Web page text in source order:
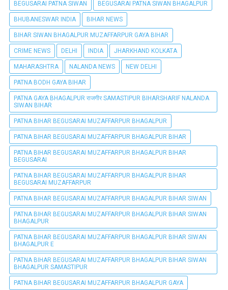
BEGUSARAI PATNA SIWAN BEGUSARAI PATNA SIWAN BHAGALPUR
BHUBANESWAR INDIA BIHAR NEWS
BIHAR SIWAN BHAGALPUR MUZAFFARPUR GAYA BIHAR
CRIME NEWS DELHI INDIA JHARKHAND KOLKATA
MAHARASHTRA NALANDA NEWS NEW DELHI
PATNA BODH GAYA BIHAR
PATNA GAYA BHAGALPUR राजगीर SAMASTIPUR BIHARSHARIF NALANDA
SIWAN BIHAR
PATNA BIHAR BEGUSARAI MUZAFFARPUR BHAGALPUR
PATNA BIHAR BEGUSARAI MUZAFFARPUR BHAGALPUR BIHAR
PATNA BIHAR BEGUSARAI MUZAFFARPUR BHAGALPUR BIHAR
BEGUSARAI
PATNA BIHAR BEGUSARAI MUZAFFARPUR BHAGALPUR BIHAR
BEGUSARAI MUZAFFARPUR
PATNA BIHAR BEGUSARAI MUZAFFARPUR BHAGALPUR BIHAR SIWAN
PATNA BIHAR BEGUSARAI MUZAFFARPUR BHAGALPUR BIHAR SIWAN
BHAGALPUR
PATNA BIHAR BEGUSARAI MUZAFFARPUR BHAGALPUR BIHAR SIWAN
BHAGALPUR E
PATNA BIHAR BEGUSARAI MUZAFFARPUR BHAGALPUR BIHAR SIWAN
BHAGALPUR SAMASTIPUR
PATNA BIHAR BEGUSARAI MUZAFFARPUR BHAGALPUR GAYA